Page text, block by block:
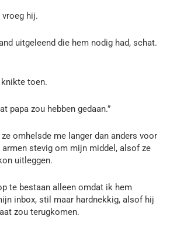
vroeg hij.
uitgeleend die hem nodig had, schat.
toen.
papa zou hebben gedaan.”
omhelsde me langer dan anders voor
armen stevig om mijn middel, alsof ze
uitleggen.
te bestaan alleen omdat ik hem
inbox, stil maar hardnekkig, alsof hij
zou terugkomen.